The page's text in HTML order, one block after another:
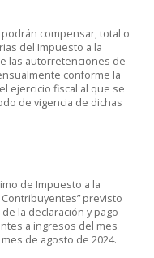
compensar, total o
del Impuesto a la
las autorretenciones de
conforme la
ejercicio fiscal al que se
de vigencia de dichas
de Impuesto a la
previsto
la declaración y pago
a ingresos del mes
de agosto de 2024.